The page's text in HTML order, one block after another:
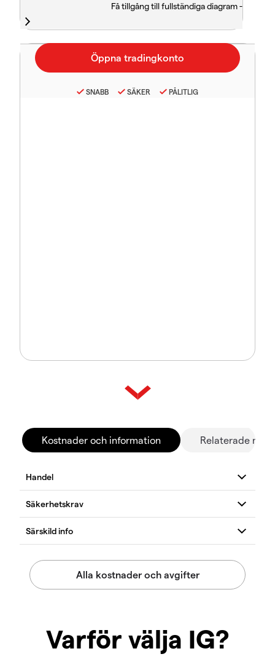
Få tillgång till fullständiga diagram -
SNABB SÄKER PÅLITLIG
Kostnader och information Relaterade
Varför välja IG?